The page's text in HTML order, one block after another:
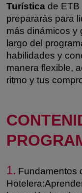
Turística de ETB
prepararás para
más dinámicos y
largo del
habilidades y
manera flexible,
ritmo y tus
1. Fundamentos